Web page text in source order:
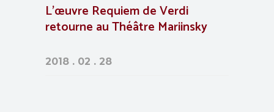
L’œuvre Requiem de Verdi
retourne au Théâtre Mariinsky
2018 . 02 . 28